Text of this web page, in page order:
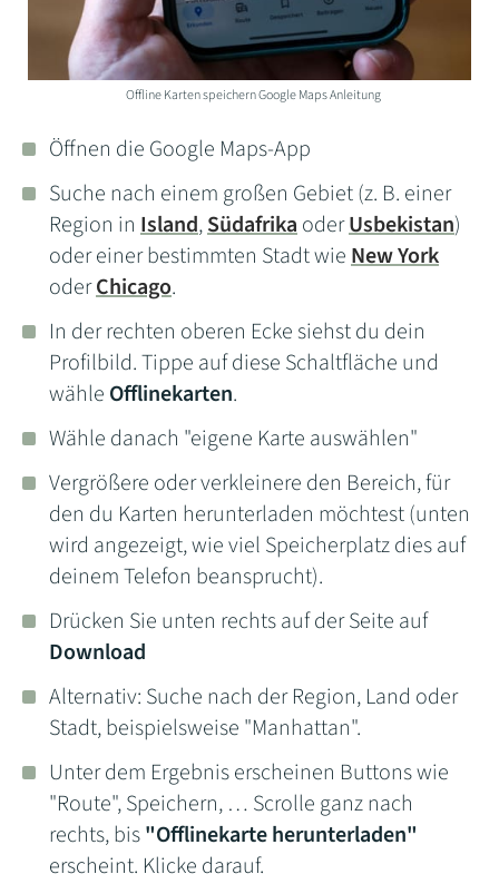
Offline Karten speichern Google Maps Anleitung
Öffnen die Google Maps-App
Suche nach einem großen Gebiet (z. B. einer
Region in Island,SüdafrikaoderUsbekistan)
oder einer bestimmten Stadt wieNew York
oderChicago.
In der rechten oberen Ecke siehst du dein
Profilbild. Tippe auf diese Schaltfläche und
wähle Offlinekarten.
Wähle danach "eigene Karte auswählen"
Vergrößere oder verkleinere den Bereich, für
den du Karten herunterladen möchtest (unten
wird angezeigt, wie viel Speicherplatz dies auf
deinem Telefon beansprucht).
Drücken Sie unten rechts auf der Seite auf
Download
Alternativ: Suche nach der Region, Land oder
Stadt, beispielsweise "Manhattan".
Unter dem Ergebnis erscheinen Buttons wie
"Route", Speichern, … Scrolle ganz nach
rechts, bis"Offlinekarte herunterladen"
erscheint. Klicke darauf.